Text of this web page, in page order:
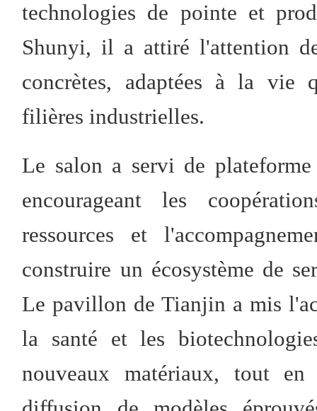
technologies de pointe et
Shunyi, il a attiré l'attention
concrètes, adaptées à la vie
filières industrielles.
Le salon a servi de
encourageant les
ressources et
construire un écosystème de
Le pavillon de Tianjin a mis
la santé et les
nouveaux matériaux, tout